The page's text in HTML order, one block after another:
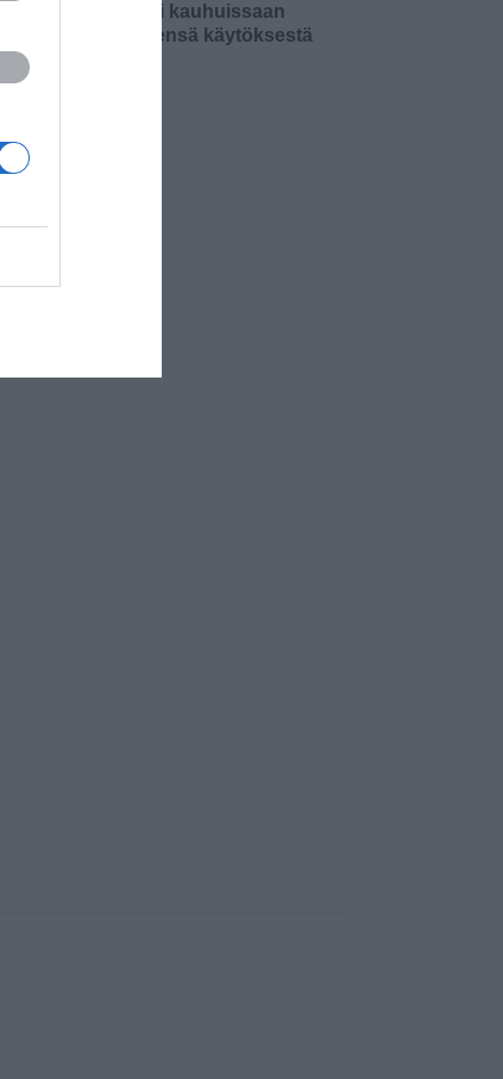
Äiti oli kauhuissaan
tyttärensä käytöksestä